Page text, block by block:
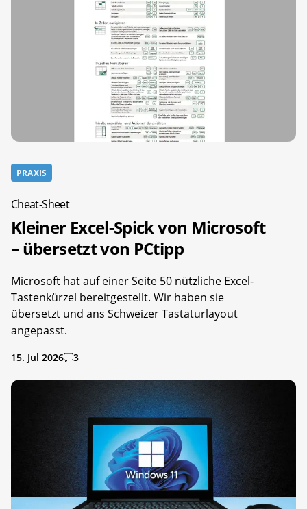
PRAXIS
Cheat-Sheet
Kleiner Excel-Spick von Microsoft
– übersetzt von PCtipp
Microsoft hat auf einer Seite 50 nützliche Excel-
Tastenkürzel bereitgestellt. Wir haben sie
übersetzt und ans Schweizer Tastaturlayout
angepasst.
15. Jul 2026 3